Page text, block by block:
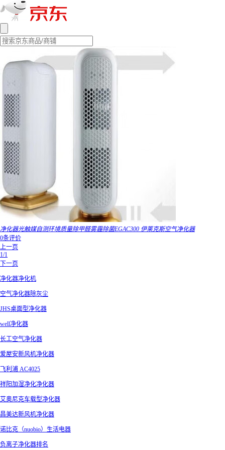
净化器光触媒自测环境质量除甲醛雾霾除菌EGAC300 伊莱克斯空气净化器
0条评价
上一页
1/1
下一页
净化器净化机
空气净化器除灰尘
JHS桌面型净化器
well净化器
长工空气净化器
爱屋安新风机净化器
飞利浦 AC4025
祥阳加湿净化净化器
艾奥尼克车载型净化器
昌美达新风机净化器
诺比克（nuobio）生活电器
负离子净化器排名